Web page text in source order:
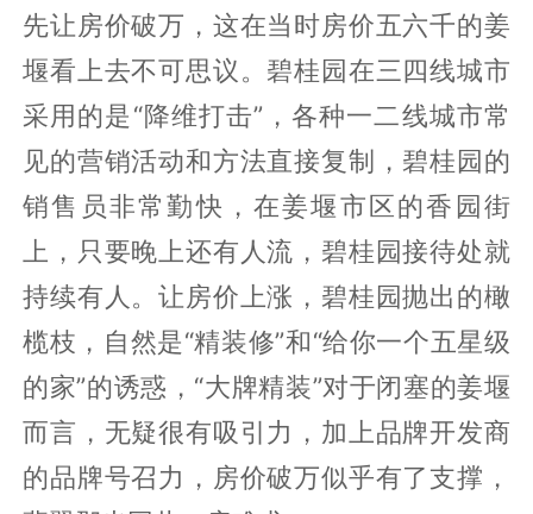
拆迁补偿全部上墙可见，推进速度很快
拆迁户要买房，房价自然会上涨。开发商
的介入，尤其碧桂园的杀入，让市场切实
的感觉：房价涨了，碧桂园入驻姜堰，首
先让房价破万，这在当时房价五六千的姜
堰看上去不可思议。碧桂园在三四线城市
采用的是“降维打击”，各种一二线城市常
见的营销活动和方法直接复制，碧桂园的
销售员非常勤快，在姜堰市区的香园街